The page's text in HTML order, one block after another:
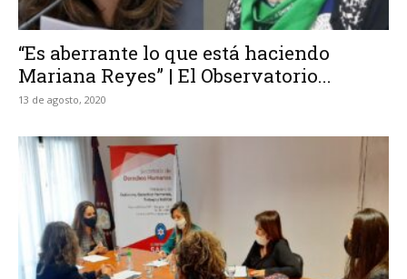
“Es aberrante lo que está haciendo
Mariana Reyes” | El Observatorio...
13 de agosto, 2020